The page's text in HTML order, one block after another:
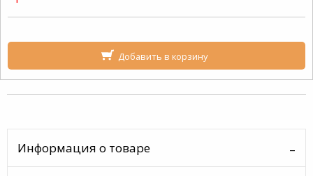
Добавить в корзину
Информация о товаре